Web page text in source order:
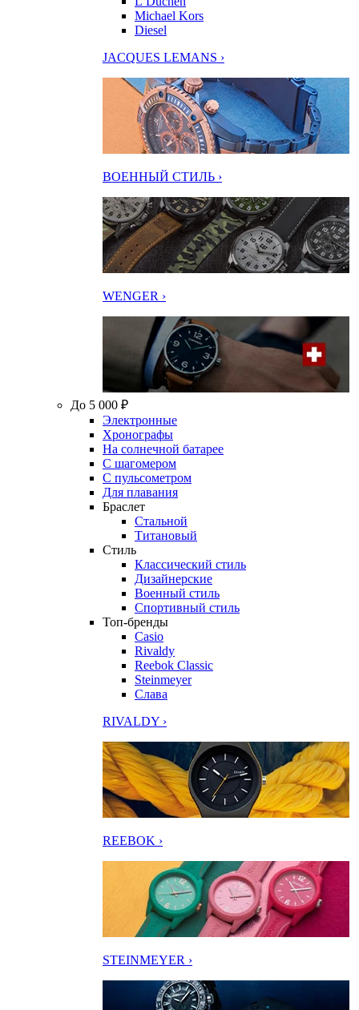
Michael Kors
Diesel
JACQUES LEMANS ›
ВОЕННЫЙ СТИЛЬ ›
WENGER ›
До 5 000 ₽
Электронные
Хронографы
На солнечной батарее
С шагомером
С пульсометром
Для плавания
Браслет
Стальной
Титановый
Стиль
Классический стиль
Дизайнерские
Военный стиль
Спортивный стиль
Топ-бренды
Casio
Rivaldy
Reebok Classic
Steinmeyer
Слава
RIVALDY ›
REEBOK ›
STEINMEYER ›